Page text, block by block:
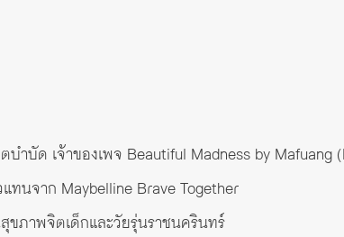
ำบัด เจ้าของเพจ Beautiful Madness by Mafuang
นจาก Maybelline Brave Together
ภาพจิตเด็กและวัยรุ่นราชนครินทร์